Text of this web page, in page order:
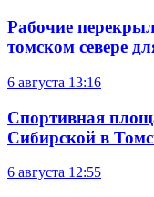
Рабочие
томском севере
6 августа 13:16
Спортивная
Сибирской в
6 августа 12:55